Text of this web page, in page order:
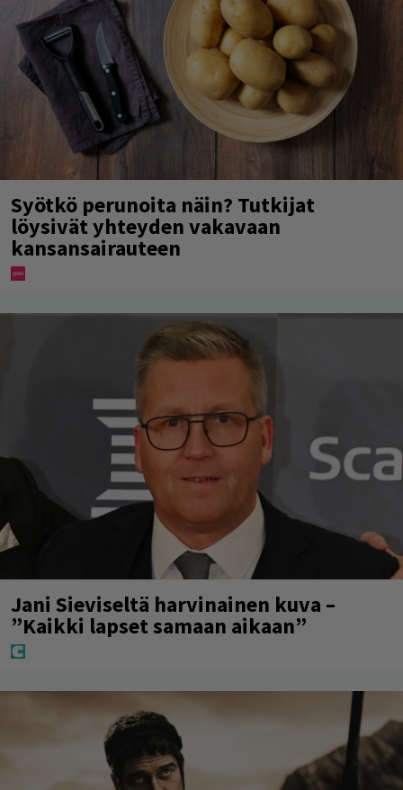
Syötkö perunoita näin? Tutkijat
löysivät yhteyden vakavaan
kansansairauteen
Jani Sieviseltä harvinainen kuva –
”Kaikki lapset samaan aikaan”